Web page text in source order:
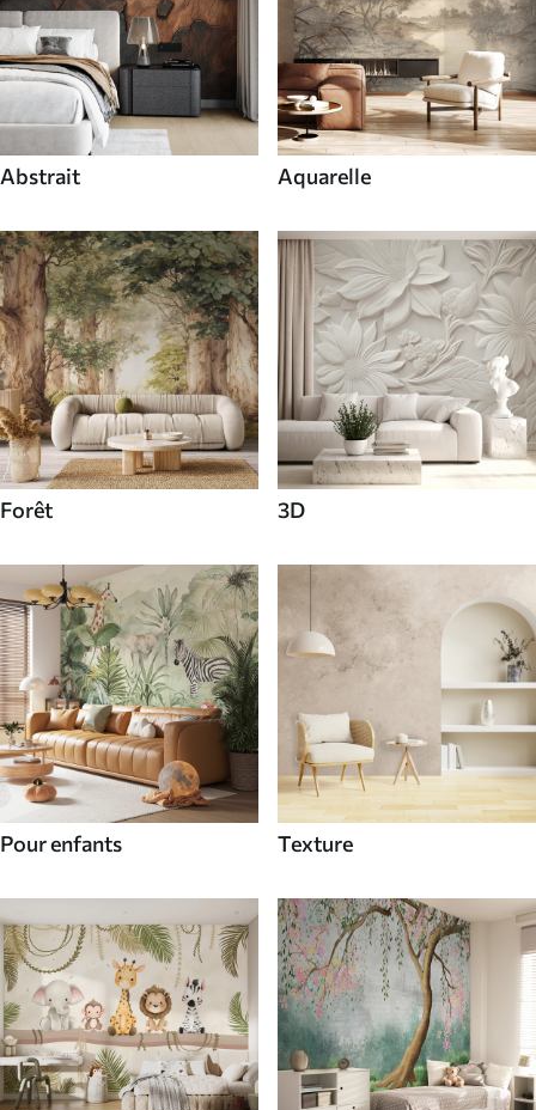
Abstrait Aquarelle
Forêt 3D
Pour enfants Texture